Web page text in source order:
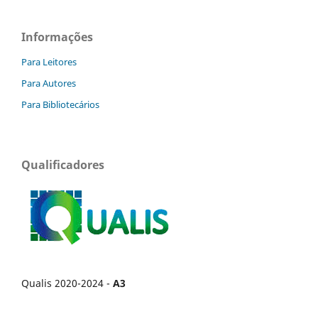
Informações
Para Leitores
Para Autores
Para Bibliotecários
Qualificadores
Qualis 2020-2024 - A3